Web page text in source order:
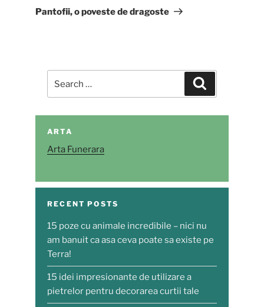
Post
Pantofii, o poveste de dragoste
for:
ARTA
Arta Funerara
RECENT POSTS
15 poze cu animale incredibile – nici nu
am banuit ca asa ceva poate sa existe pe
Terra!
15 idei impresionante de utilizare a
pietrelor pentru decorarea curtii tale